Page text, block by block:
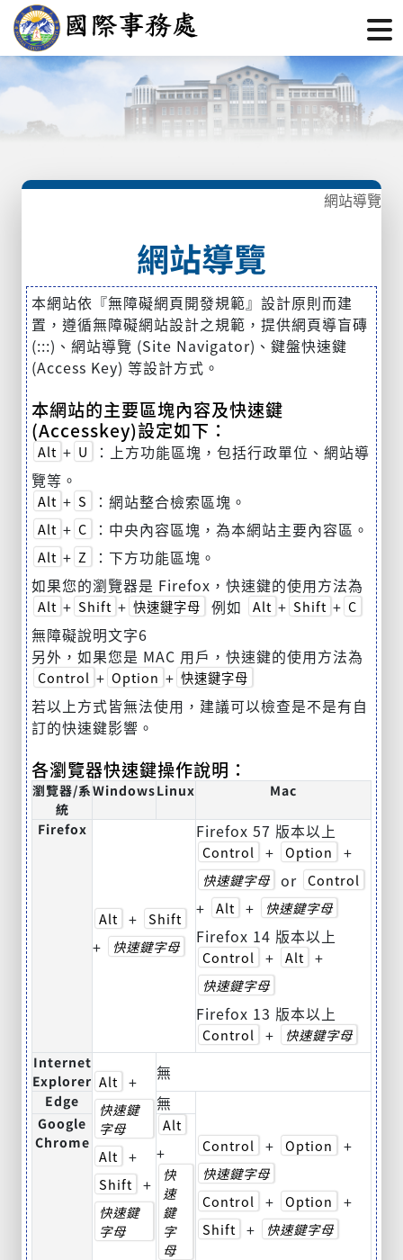
網站導覽
網站導覽
本網站依『無障礙網頁開發規範』設計原則而建
置，遵循無障礙網站設計之規範，提供網頁導盲磚
(:::)、網站導覽 (Site Navigator)、鍵盤快速鍵
(Access Key) 等設計方式。
本網站的主要區塊內容及快速鍵
(Accesskey)設定如下：
Alt + U
：上方功能區塊，包括行政單位、網站導
覽等。
Alt + S ：網站整合檢索區塊。
Alt + C ：中央內容區塊，為本網站主要內容區。
Alt + Z
：下方功能區塊。
如果您的瀏覽器是 Firefox，快速鍵的使用方法為
Alt + Shift + 快速鍵字母 例如 Alt + Shift + C
無障礙說明文字6
另外，如果您是 MAC 用戶，快速鍵的使用方法為
Control + Option + 快速鍵字母
若以上方式皆無法使用，建議可以檢查是不是有自
訂的快速鍵影響。
各瀏覽器快速鍵操作說明：
瀏覽器/系
統
WindowsLinux Mac
Firefox
Alt + Shift
+ 快速鍵字母
Firefox 57 版本以上
Control + Option +
快速鍵字母 or Control
+ Alt + 快速鍵字母
Firefox 14 版本以上
Control + Alt +
快速鍵字母
Firefox 13 版本以上
Control + 快速鍵字母
Internet
Explorer Alt +
快速鍵
字母
Alt
+
Shift +
快速鍵
字母
無
Edge 無
Control + Option +
快速鍵字母
Control
+ Option +
Shift + 快速鍵字母
Google
Chrome
Alt
+
快
速
鍵
字
母